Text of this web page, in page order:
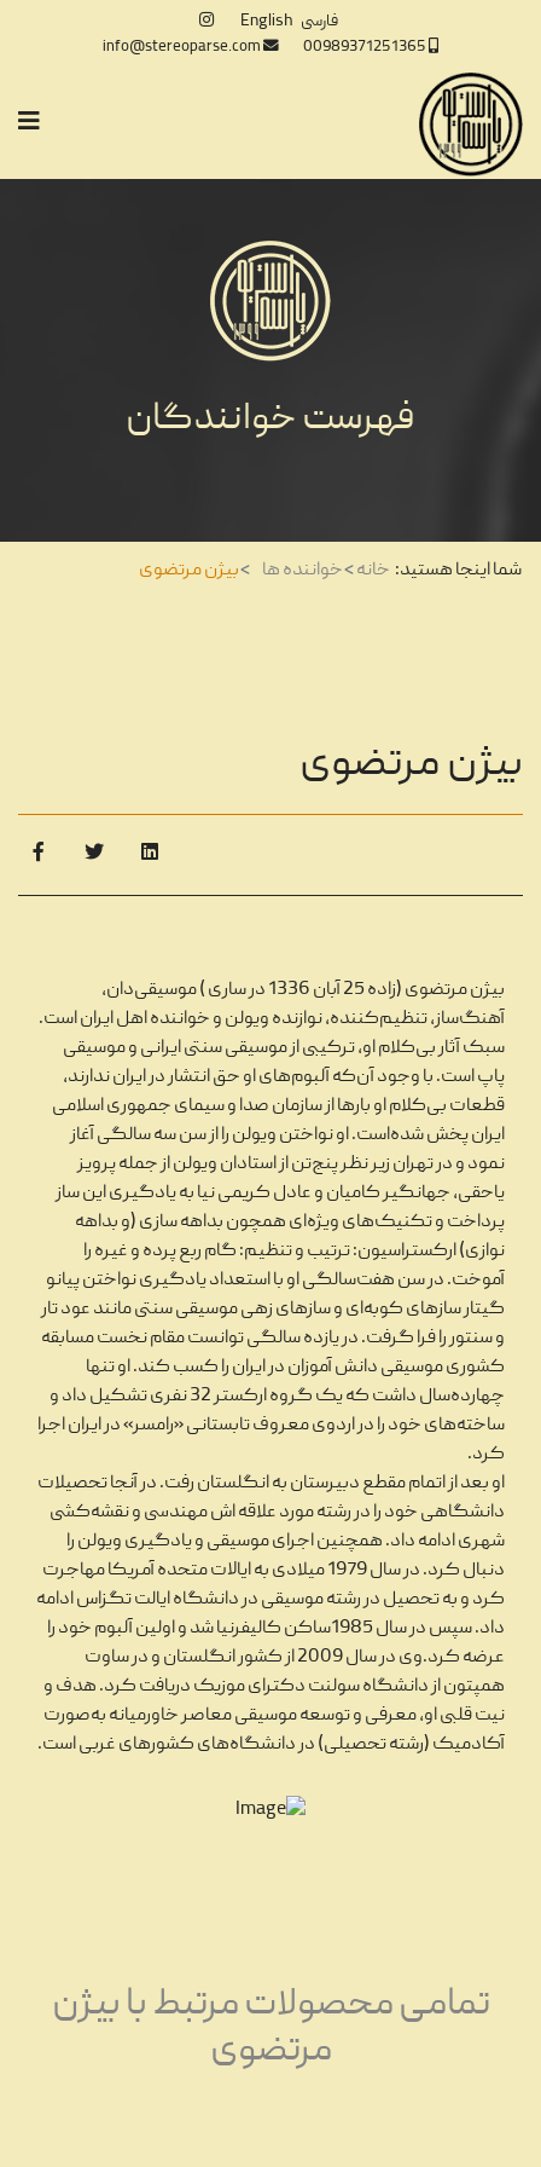
فارسی English
00989371251365
info@stereoparse.com
فهرست خوانندگان
شما اینجا هستید: خانه خواننده ها بیژن مرتضوی
بیژن مرتضوی
بیژن مرتضوی (زاده 25 آبان 1336 در ساری ) موسیقی‌دان،
آهنگ‌ساز، تنظیم‌کننده، نوازنده ویولن و خواننده اهل ایران است.
سبک آثار بی‌کلام او، ترکیبی از موسیقی سنتی ایرانی و موسیقی
پاپ است. با وجود آن‌که آلبوم‌های او حق انتشار در ایران ندارند،
قطعات بی‌کلام او بارها از سازمان صدا و سیمای جمهوری اسلامی
ایران پخش شده‌است. او نواختن ویولن را از سن سه سالگی آغاز
نمود و در تهران زیر نظر پنج‌تن از استادان ویولن از جمله پرویز
یاحقی، جهانگیر کامیان و عادل کریمی نیا به یادگیری این ساز
پرداخت و تکنیک‌های ویژه‌ای همچون بداهه سازی (و بداهه
نوازی) ارکستراسیون: ترتیب و تنظیم: گام ربع پرده و غیره را
آموخت. در سن هفت‌سالگی او با استعداد یادگیری نواختن پیانو
گیتار سازهای کوبه‌ای و سازهای زهی موسیقی سنتی مانند عود تار
و سنتور را فرا گرفت. در یازده سالگی توانست مقام نخست مسابقه
کشوری موسیقی دانش آموزان در ایران را کسب کند. او تنها
چهارده‌سال داشت که یک گروه ارکستر 32 نفری تشکیل داد و
ساخته‌های خود را در اردوی معروف تابستانی «رامسر» در ایران اجرا
کرد.
او بعد از اتمام مقطع دبیرستان به انگلستان رفت. در آنجا تحصیلات
دانشگاهی خود را در رشته مورد علاقه اش مهندسی و نقشه‌کشی
شهری ادامه داد. همچنین اجرای موسیقی و یادگیری ویولن را
دنبال کرد. در سال 1979 میلادی به ایالات متحده آمریکا مهاجرت
کرد و به تحصیل در رشته موسیقی در دانشگاه ایالت تگزاس ادامه
داد. سپس در سال 1985ساکن کالیفرنیا شد و اولین آلبوم خود را
عرضه کرد.وی در سال 2009 از کشور انگلستان و در ساوت
همپتون از دانشگاه سولنت دکترای موزیک دریافت کرد. هدف و
نیت قلبی او، معرفی و توسعه موسیقی معاصر خاورمیانه به‌صورت
آکادمیک (رشته تحصیلی) در دانشگاه‌های کشورهای غربی است.
تمامی محصولات مرتبط با بیژن
مرتضوی